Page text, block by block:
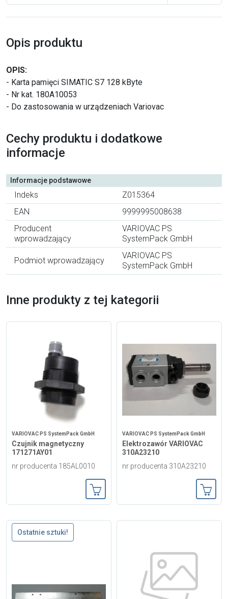
urządzeń dla przetwórstwa
mięsnego
Opis produktu
OPIS:
- Karta pamięci SIMATIC S7 128 kByte
- Nr kat. 180A10053
- Do zastosowania w urządzeniach Variovac
Cechy produktu i dodatkowe
informacje
Informacje podstawowe
Indeks
Z015364
EAN
9999995008638
Producent
wprowadzający
VARIOVAC PS
SystemPack GmbH
Podmiot wprowadzający
VARIOVAC PS
SystemPack GmbH
Inne produkty z tej kategorii
VARIOVAC PS SystemPack GmbH
Czujnik magnetyczny
171271AY01
nr producenta 185AL0010
Dodaj do koszyka
VARIOVAC PS SystemPack GmbH
Elektrozawór VARIOVAC
310A23210
nr producenta 310A23210
Ostatnie sztuki!